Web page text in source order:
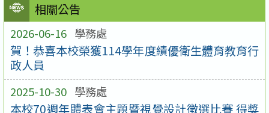
相關公告
2026-06-16 學務處
賀！恭喜本校榮獲114學年度績優衛生體育教育行
政人員
2025-10-30 學務處
本校70週年體表會主題暨視覺設計徵選比賽 得獎